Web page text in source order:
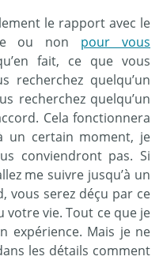
le rapport avec le
ou non pour vous
fait, ce que vous
recherchez quelqu’un
recherchez quelqu’un
Cela fonctionnera
un certain moment, je
conviendront pas. Si
me suivre jusqu’à un
vous serez déçu par ce
votre vie. Tout ce que je
expérience. Mais je ne
les détails comment